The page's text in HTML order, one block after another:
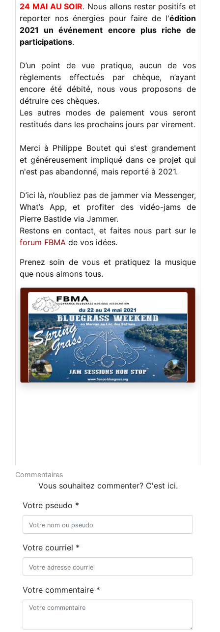
24 MAI AU SOIR. Nous allons rester positifs et
reporter nos énergies pour faire de l'édition
2021 un événement encore plus riche de
participations.
D’un point de vue pratique, aucun de vos
règlements effectués par chèque, n’ayant
encore été débité, nous vous proposons de
détruire ces chèques.
Les autres modes de paiement vous seront
restitués dans les prochains jours par virement.
Merci à Philippe Boutet qui s'est grandement
et généreusement impliqué dans ce projet qui
n'est pas abandonné, mais reporté à 2021.
D’ici là, n’oubliez pas de jammer via Messenger,
What’s App, et profiter des vidéo-jams de
Pierre Bastide via Jammer.
Restons en contact, et faites nous part sur le
forum FBMA de vos idées.
Prenez soin de vous et pratiquez la musique
que nous aimons tous.
Commentaires
Vous souhaitez commenter? C'est ici.
Votre pseudo *
Votre courriel *
Votre commentaire *